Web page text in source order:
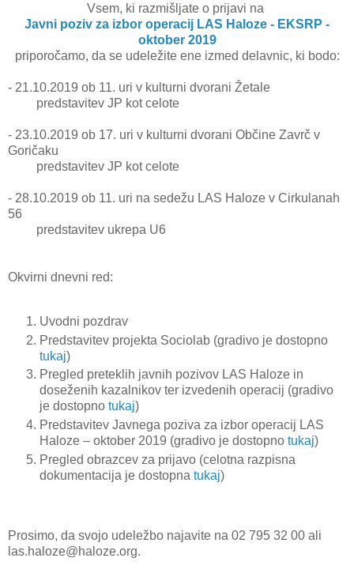
Vsem, ki razmišljate o prijavi na
Javni poziv za izbor operacij LAS Haloze - EKSRP -
oktober 2019
priporočamo, da se udeležite ene izmed delavnic, ki bodo:
- 21.10.2019 ob 11. uri v kulturni dvorani Žetale
predstavitev JP kot celote
- 23.10.2019 ob 17. uri v kulturni dvorani Občine Zavrč v
Goričaku
predstavitev JP kot celote
- 28.10.2019 ob 11. uri na sedežu LAS Haloze v Cirkulanah
56
predstavitev ukrepa U6
Okvirni dnevni red:
Uvodni pozdrav
Predstavitev projekta Sociolab (gradivo je dostopno
tukaj)
Pregled preteklih javnih pozivov LAS Haloze in
doseženih kazalnikov ter izvedenih operacij (gradivo
je dostopno tukaj)
Predstavitev Javnega poziva za izbor operacij LAS
Haloze – oktober 2019 (gradivo je dostopno tukaj)
Pregled obrazcev za prijavo (celotna razpisna
dokumentacija je dostopna tukaj)
Prosimo, da svojo udeležbo najavite na 02 795 32 00 ali
las.haloze@haloze.org.